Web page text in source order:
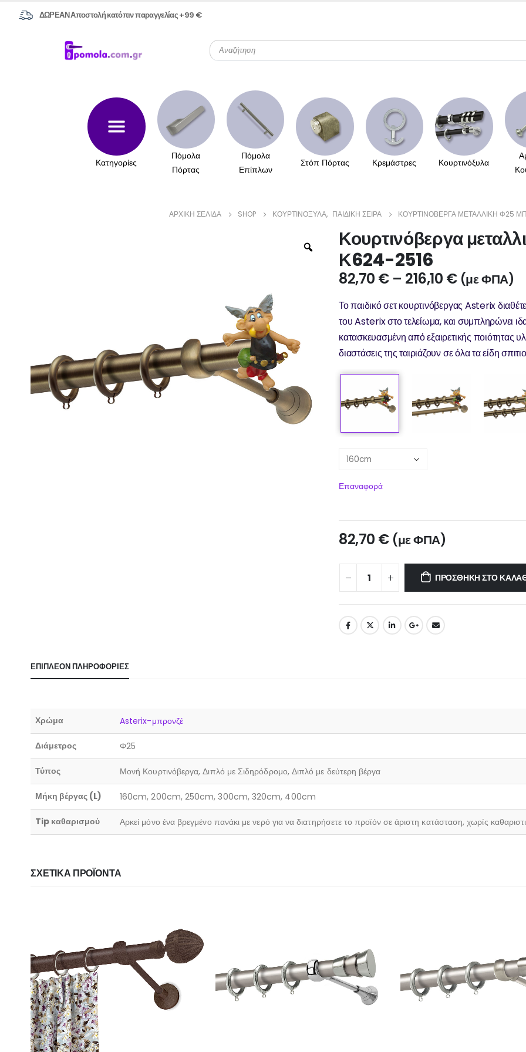
ΔΩΡΕΑΝ Αποστολή κατόπιν παραγγελίας +99 €
Κατηγορίες
Πόμολα
Πόρτας
Πόμολα
Επίπλων
Στόπ Πόρτας Κρεμάστρες Κουρτινόξυλα
ΑΡΧΙΚΉ ΣΕΛΊΔΑ SHOP ΚΟΥΡΤΙΝΌΞΥΛΑ, ΠΑΙΔΙΚΉ ΣΕΙΡΆ ΚΟΥΡΤΙΝΌΒΕΡΓΑ ΜΕΤΑΛΛΙΚΉ Φ25
Κουρτινόβεργα
Κ624-2516
82,70 € – 216,10 € (με ΦΠΑ)
Το παιδικό σετ κουρτινόβεργας Asterix
του Asterix στο τελείωμα, και συμπληρώνει
κατασκευασμένη από εξαιρετικής ποιότητας
διαστάσεις της ταιριάζουν σε όλα τα είδη
Επαναφορά
82,70 € (με ΦΠΑ)
ΠΡΟΣΘΉΚΗ ΣΤΟ
ΕΠΙΠΛΈΟΝ ΠΛΗΡΟΦΟΡΊΕΣ
Χρώμα Asterix-μπρονζέ
Διάμετρος Φ25
Τύπος Μονή Κουρτινόβεργα, Διπλό με Σιδηρόδρομο, Διπλό με δεύτερη βέργα
Μήκη βέργας (L) 160cm, 200cm, 250cm, 300cm, 320cm, 400cm
Tip καθαρισμού Αρκεί μόνο ένα βρεγμένο πανάκι με νερό για να διατηρήσετε το προϊόν σε άριστη κατάσταση, χωρίς
ΣΧΕΤΙΚΆ ΠΡΟΪΌΝΤΑ